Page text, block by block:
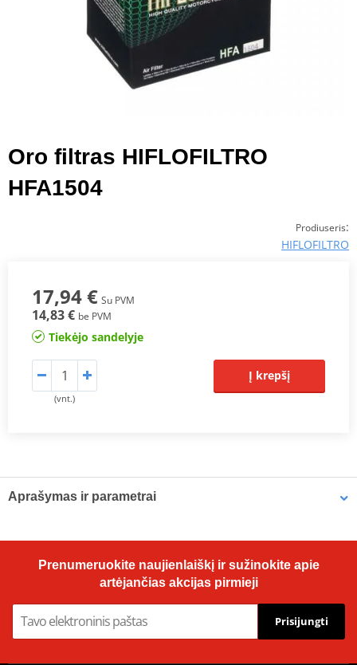
Oro filtras HIFLOFILTRO
HFA1504
Prodiuseris:
HIFLOFILTRO
17,94 € Su PVM
14,83 € be PVM
Tiekėjo sandelyje
(vnt.)
Į krepšį
Aprašymas ir parametrai
Hiflofiltro air filters are manufactured to fit the factory air box and
are a direct replacement for original equipment filters. Top quality
powerflow filtering media, developed for modern high
performance engines.
Prenumeruokite naujienlaiškį ir sužinokite apie
artėjančias akcijas pirmieji
Prisijungti